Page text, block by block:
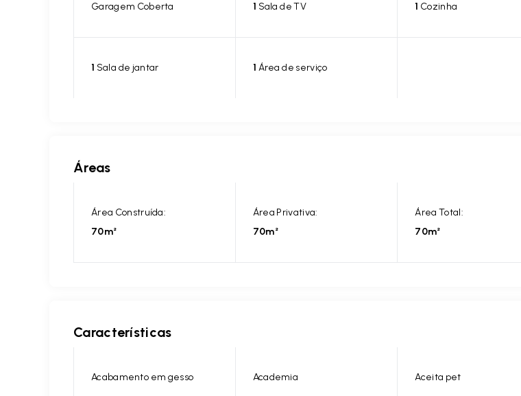
Garagem Coberta 1 Sala de TV 1 Cozinha
1 Sala de jantar 1 Área de serviço
Áreas
Área Construída:
70m²
Área Privativa:
70m²
Área Total:
70m²
Características
Acabamento em gesso Academia Aceita pet